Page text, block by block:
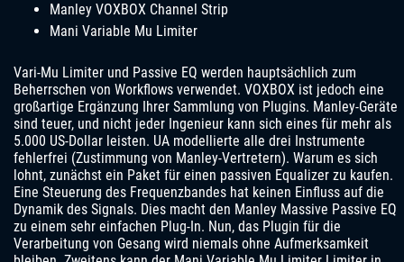
Manley VOXBOX Channel Strip
Mani Variable Mu Limiter
Vari-Mu Limiter und Passive EQ werden hauptsächlich zum
Beherrschen von Workflows verwendet. VOXBOX ist jedoch eine
großartige Ergänzung Ihrer Sammlung von Plugins. Manley-Geräte
sind teuer, und nicht jeder Ingenieur kann sich eines für mehr als
5.000 US-Dollar leisten. UA modellierte alle drei Instrumente
fehlerfrei (Zustimmung von Manley-Vertretern). Warum es sich
lohnt, zunächst ein Paket für einen passiven Equalizer zu kaufen.
Eine Steuerung des Frequenzbandes hat keinen Einfluss auf die
Dynamik des Signals. Dies macht den Manley Massive Passive EQ
zu einem sehr einfachen Plug-In. Nun, das Plugin für die
Verarbeitung von Gesang wird niemals ohne Aufmerksamkeit